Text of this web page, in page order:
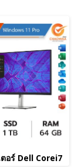
อร์ Dell Corei7